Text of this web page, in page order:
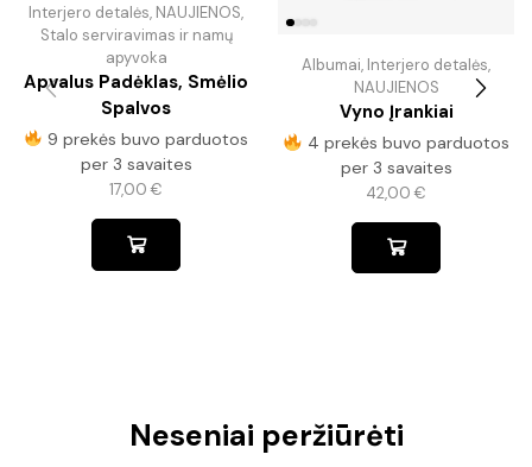
Interjero detalės, NAUJIENOS,
Stalo serviravimas ir namų
apyvoka
Apvalus Padėklas, Smėlio
Spalvos
9 prekės buvo parduotos
per 3 savaites
17,00 €
Albumai, Interjero detalės,
NAUJIENOS
Vyno Įrankiai
4 prekės buvo parduotos
per 3 savaites
42,00 €
Neseniai peržiūrėti